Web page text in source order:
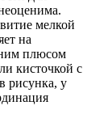
мелкой
на
плюсом
кисточкой с
рисунка, у